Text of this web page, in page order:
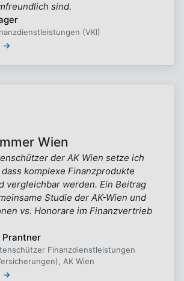
sind.
(VKI)
Wien
der AK Wien setze ich
komplexe Finanzprodukte
vergleichbar werden. Ein Beitrag
Studie der AK-Wien und
vs. Honorare im Finanzvertrieb
Finanzdienstleistungen
AK Wien